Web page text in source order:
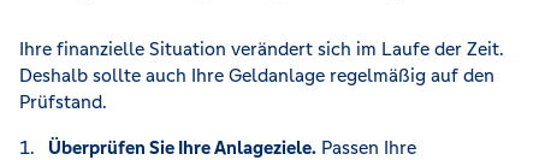
Ihre finanzielle Situation verändert sich im Laufe der Zeit.
Deshalb sollte auch Ihre Geldanlage regelmäßig auf den
Prüfstand.
Überprüfen Sie Ihre Anlageziele. Passen Ihre